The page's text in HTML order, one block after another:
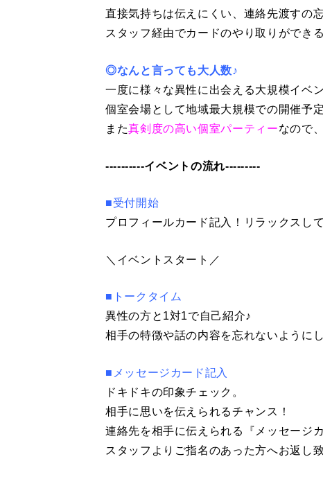
直接気持ちは伝えにくい、連絡先渡すの
スタッフ経由でカードのやり取りができ
◎なんと言っても大人数♪
一度に様々な異性に出会える大規模イベン
個室会場として地域最大規模での開催予定
また真剣度の高い個室パーティーなので
----------イベントの流れ---------
■受付開始
プロフィールカード記入！リラックスし
＼イベントスタート／
■トークタイム
異性の方と1対1で自己紹介♪
相手の特徴や話の内容を忘れないように
■メッセージカード記入
ドキドキの印象チェック。
相手に思いを伝えられるチャンス！
連絡先を相手に伝えられる『メッセージ
スタッフよりご指名のあった方へお返し致